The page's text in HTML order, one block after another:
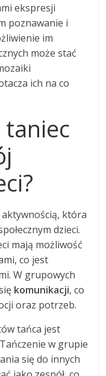
ekspresji
poznawanie i
im
może stać
ich na co
która
dzieci.
mają możliwość
co jest
W grupowych
komunikacji, co
oraz potrzeb.
tańca jest
w grupie
się do innych